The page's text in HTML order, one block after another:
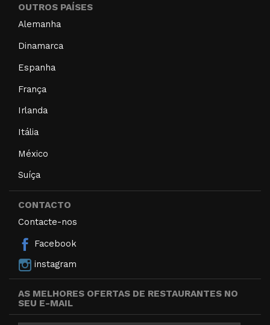
OUTROS PAÍSES
Alemanha
Dinamarca
Espanha
França
Irlanda
Itália
México
Suíça
CONTACTO
Contacte-nos
Facebook
instagram
AS MELHORES OFERTAS DE RESTAURANTES NO
SEU E-MAIL